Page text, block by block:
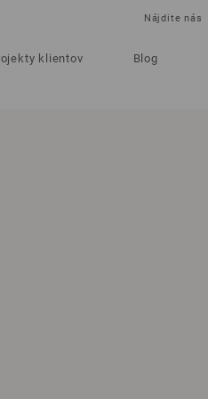
klientov Blog
Nájdite nás